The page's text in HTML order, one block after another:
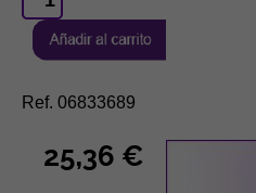
Ref. 06833689
25,36 €